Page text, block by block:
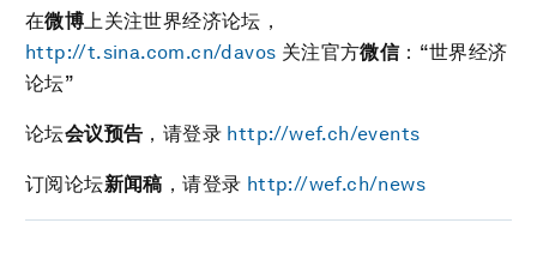
在微博上关注世界经济论坛，
http://t.sina.com.cn/davos 关注官方微信：“世界经济
论坛”
论坛会议预告 ，请登录 http://wef.ch/events
订阅论坛新闻稿 ，请登录 http://wef.ch/news